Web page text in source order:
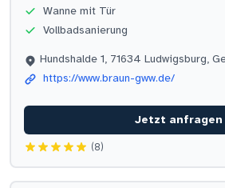
Wanne mit Tür
Vollbadsanierung
Hundshalde 1, 71634 Ludwigsburg,
https://www.braun-gww.de/
Jetzt anfragen
(8)